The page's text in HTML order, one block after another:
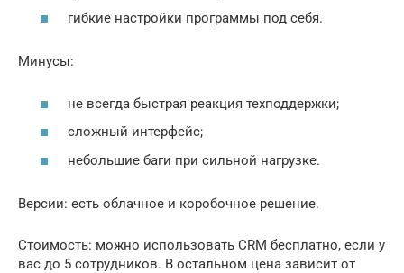
гибкие настройки программы под себя.
Минусы:
не всегда быстрая реакция техподдержки;
сложный интерфейс;
небольшие баги при сильной нагрузке.
Версии: есть облачное и коробочное решение.
Стоимость: можно использовать CRM бесплатно, если у
вас до 5 сотрудников. В остальном цена зависит от